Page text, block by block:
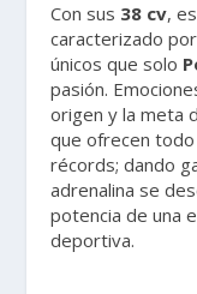
Con sus 38 cv,
caracterizado
únicos que solo
pasión.
origen y la meta
que ofrecen todo
récords; dando
adrenalina se
potencia de una
deportiva.